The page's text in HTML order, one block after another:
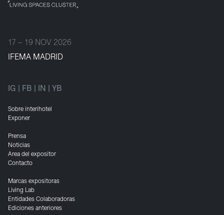
17 – 19 NOV 2026
IFEMA MADRID
IG FB IN YB
Sobre interihotel
Exponer
Prensa
Noticias
Area del expositor
Contacto
Marcas expositoras
Living Lab
Entidades Colaboradoras
Ediciones anteriores